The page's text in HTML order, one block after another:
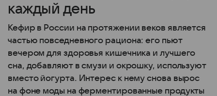
каждый день
Кефир в России на протяжении веков является
частью повседневного рациона: его пьют
вечером для здоровья кишечника и лучшего
сна, добавляют в смузи и окрошку, используют
вместо йогурта. Интерес к нему снова вырос
на фоне моды на ферментированные продукты